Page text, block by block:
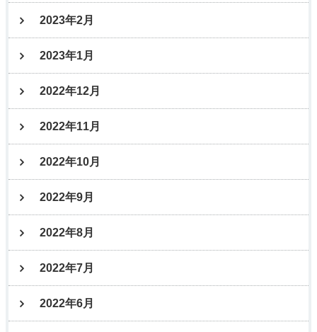
2023年2月
2023年1月
2022年12月
2022年11月
2022年10月
2022年9月
2022年8月
2022年7月
2022年6月